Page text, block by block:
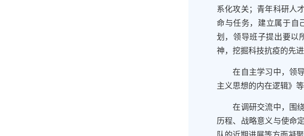
系化攻关；青年科研人
命与任务，建立属于自
划，领导班子提出要以
神，挖掘科技抗疫的先
在自主学习中，领导
主义思想的内在逻辑》
在调研交流中，围绕
历程、战略意义与使命